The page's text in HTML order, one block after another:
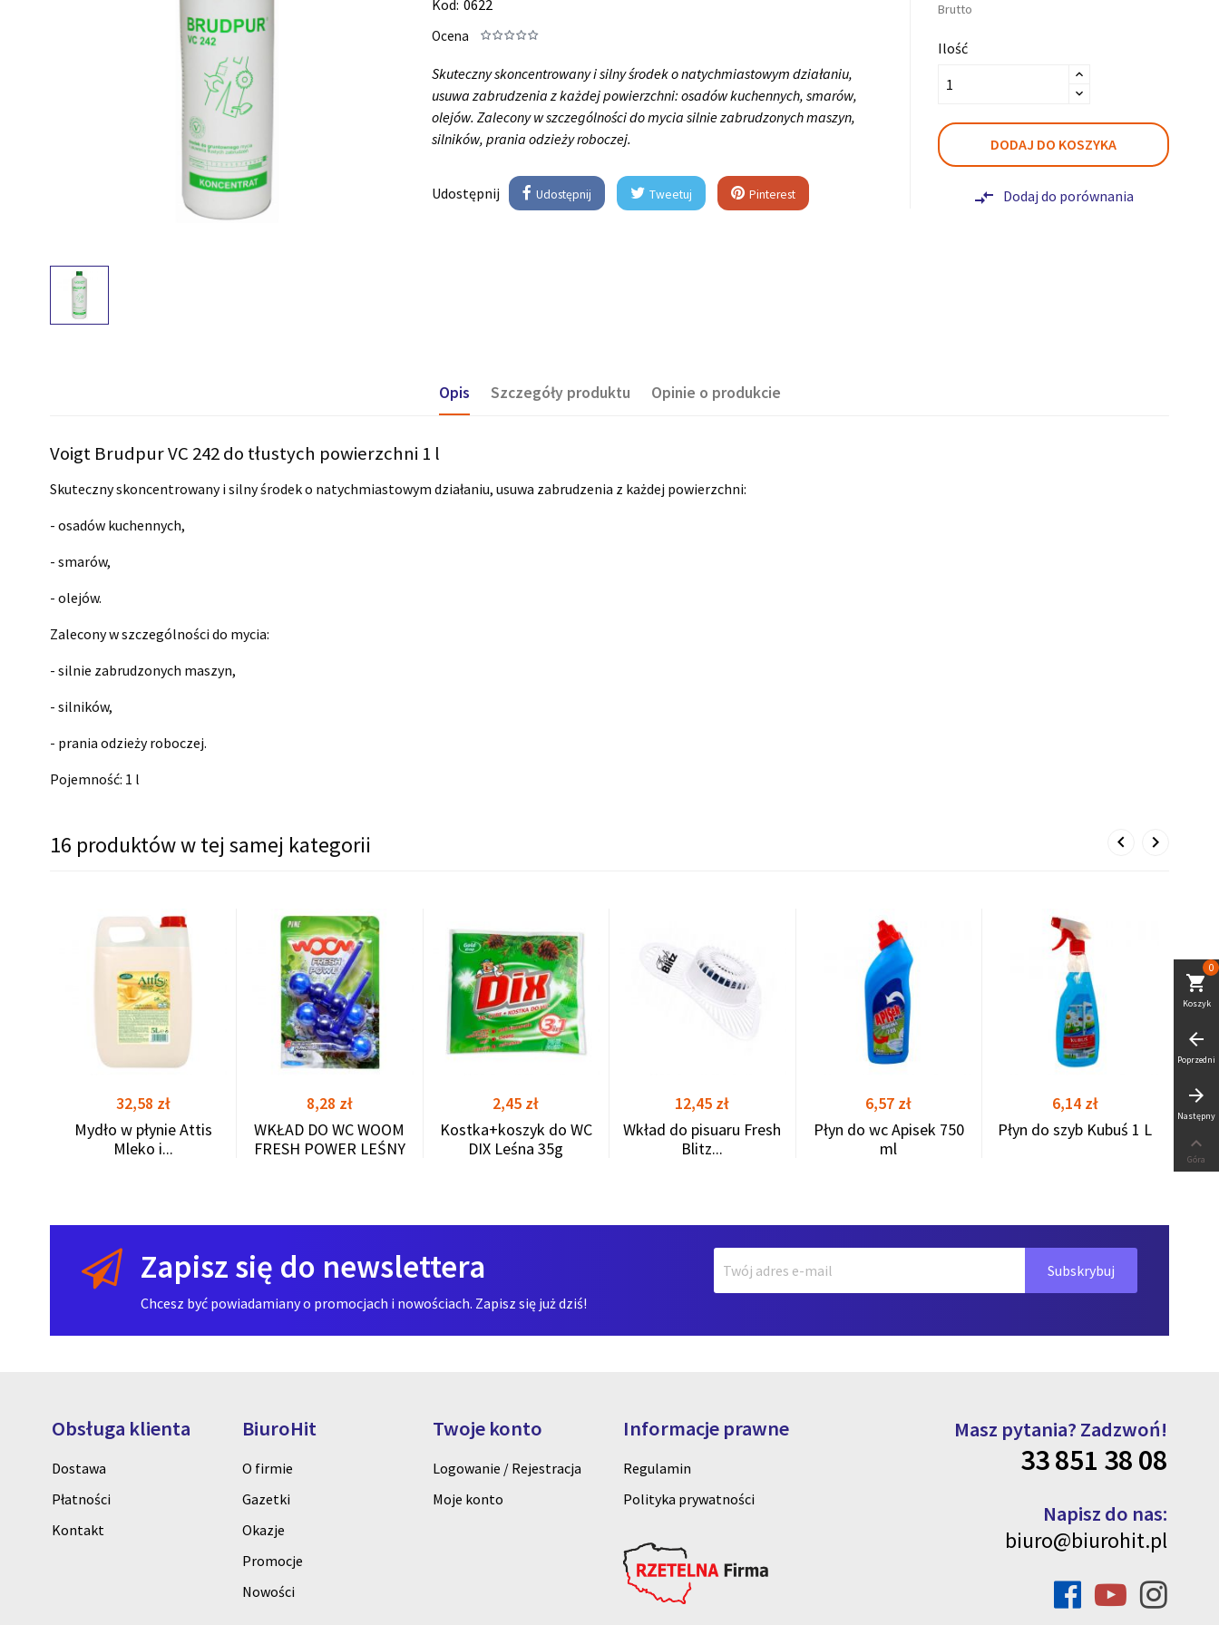
Kod: 0622
Ocena
Skuteczny skoncentrowany i silny środek o natychmiastowym działaniu,
usuwa zabrudzenia z każdej powierzchni: osadów kuchennych, smarów,
olejów. Zalecony w szczególności do mycia silnie zabrudzonych maszyn,
silników, prania odzieży roboczej.
Udostępnij Udostępnij Tweetuj Pinterest
Brutto
Ilość
DODAJ DO KOSZYKA
compare_arrows Dodaj do porównania
Opis Szczegóły produktu Opinie o produkcie
Voigt Brudpur VC 242 do tłustych powierzchni 1 l
Skuteczny skoncentrowany i silny środek o natychmiastowym działaniu, usuwa zabrudzenia z każdej powierzchni:
- osadów kuchennych,
- smarów,
- olejów.
Zalecony w szczególności do mycia:
- silnie zabrudzonych maszyn,
- silników,
- prania odzieży roboczej.
Pojemność: 1 l
16 produktów w tej samej kategorii
Cena
32,58 zł
Mydło w płynie Attis
Mleko i...
Cena
8,28 zł
WKŁAD DO WC WOOM
FRESH POWER LEŚNY
Cena
2,45 zł
Kostka+koszyk do WC
DIX Leśna 35g
Cena
12,45 zł
Wkład do pisuaru Fresh
Blitz...
Cena
6,57 zł
Płyn do wc Apisek 750
ml
Cena
6,14 zł
Płyn do szyb Kubuś 1 L
Zapisz się do newslettera
Chcesz być powiadamiany o promocjach i nowościach. Zapisz się już dziś!
Obsługa klienta
Dostawa
Płatności
Kontakt
BiuroHit
O firmie
Gazetki
Okazje
Promocje
Nowości
Twoje konto
Logowanie / Rejestracja
Moje konto
Informacje prawne
Regulamin
Polityka prywatności
Masz pytania? Zadzwoń!
33 851 38 08
Napisz do nas:
biuro@biurohit.pl
shopping_cart
Koszyk
0
arrow_back
Poprzedni
arrow_forward
Następny

Góra